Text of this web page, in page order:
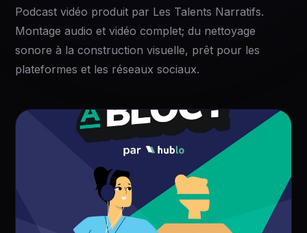
Podcast vidéo produit par Les Talents Narratifs.
Montage audio et vidéo complet; du nettoyage
sonore à la construction visuelle, prêt pour les
plateformes et les réseaux sociaux.